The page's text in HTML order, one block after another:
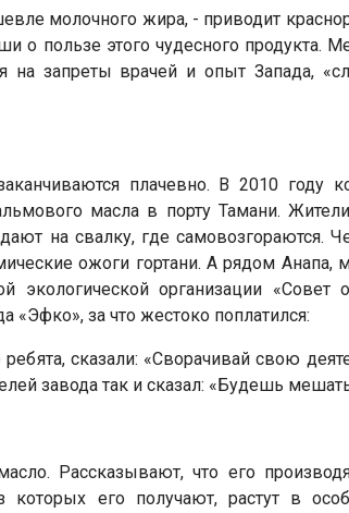
молочного жира, - приводит
пользе этого чудесного продукта.
запреты врачей и опыт Запада,
плачевно. В 2010 году
масла в порту Тамани.
на свалку, где самовозгораются.
ожоги гортани. А рядом Анапа,
организации «Совет
«Эфко», за что жестоко поплатился:
сказали: «Сворачивай свою
завода так и сказал: «Будешь
Рассказывают, что его
его получают, растут в